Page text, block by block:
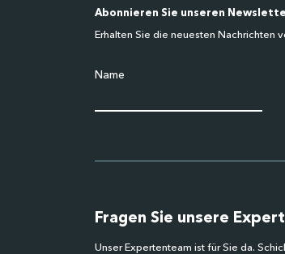
Abonnieren Sie unseren
Erhalten Sie die neuesten Nachrichten
Name
Fragen Sie unsere
Unser Expertenteam ist für Sie da.